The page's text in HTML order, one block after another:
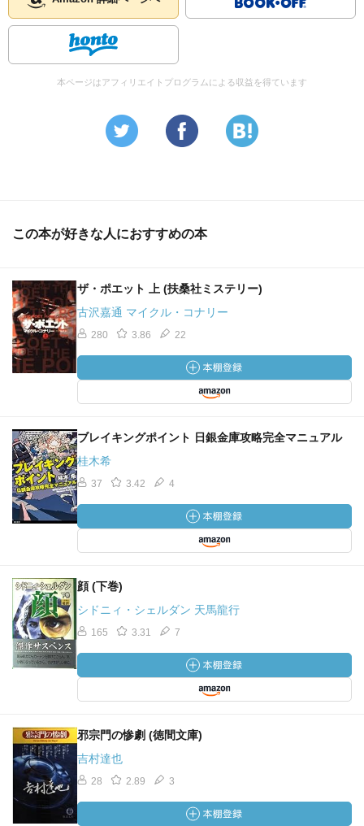
本ページはアフィリエイトプログラムによる収益を得ています
この本が好きな人におすすめの本
ザ・ポエット 上 (扶桑社ミステリー)
古沢嘉通 マイクル・コナリー
280 3.86 22
ブレイキングポイント 日銀金庫攻略完全マニュアル
桂木希
37 3.42 4
顔 (下巻)
シドニィ・シェルダン 天馬龍行
165 3.31 7
邪宗門の惨劇 (徳間文庫)
吉村達也
28 2.89 3